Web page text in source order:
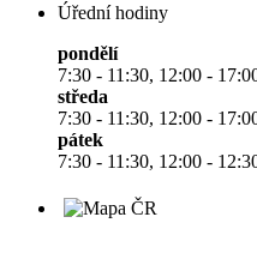
Úřední hodiny
pondělí
7:30 - 11:30, 12:00 -
středa
7:30 - 11:30, 12:00 -
pátek
7:30 - 11:30, 12:00 -